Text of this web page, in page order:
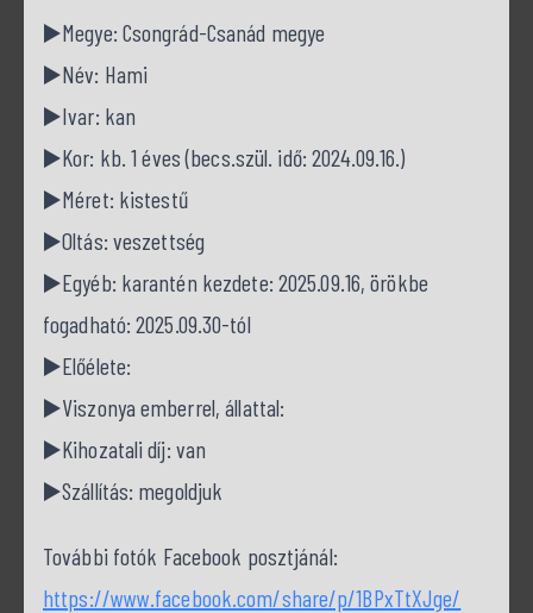
▶️Megye: Csongrád-Csanád megye
▶️Név: Hami
▶️Ivar: kan
▶️Kor: kb. 1 éves (becs.szül. idő: 2024.09.16.)
▶️Méret: kistestű
▶️Oltás: veszettség
▶️Egyéb: karantén kezdete: 2025.09.16, örökbe
fogadható: 2025.09.30-tól
▶️Előélete:
▶️Viszonya emberrel, állattal:
▶️Kihozatali díj: van
▶️Szállítás: megoldjuk
További fotók Facebook posztjánál:
https://www.facebook.com/share/p/1BPxTtXJge/